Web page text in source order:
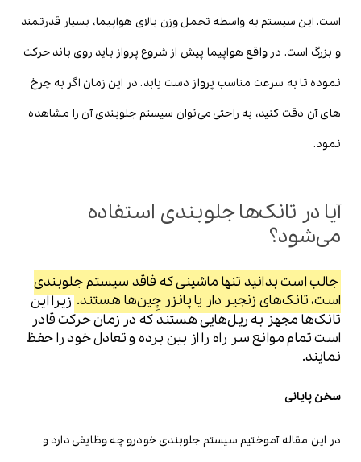
است. این سیستم به واسطه تحمل وزن بالای هواپیما، بسیار قدرتمند
و بزرگ است. در واقع هواپیما پیش از شروع پرواز باید روی باند حرکت
نموده تا به سرعت مناسب پرواز دست یابد. در این زمان اگر به چرخ
های آن دقت کنید، به راحتی می‌توان سیستم جلوبندی آن را مشاهده
نمود.
آیا در تانک‌ها جلوبندی استفاده
می‌شود؟
جالب است بدانید تنها ماشینی که فاقد سیستم جلوبندی
است، تانک‌های زنجیر دار یا پانزر چِین‌ها هستند. زیرا این
تانک‌ها مجهز به ریل‌هایی هستند که در زمان حرکت قادر
است تمام موانع سر راه را از بین برده و تعادل خود را حفظ
نمایند.
سخن پایانی
در این مقاله آموختیم سیستم جلوبندی خودرو چه وظایفی دارد و